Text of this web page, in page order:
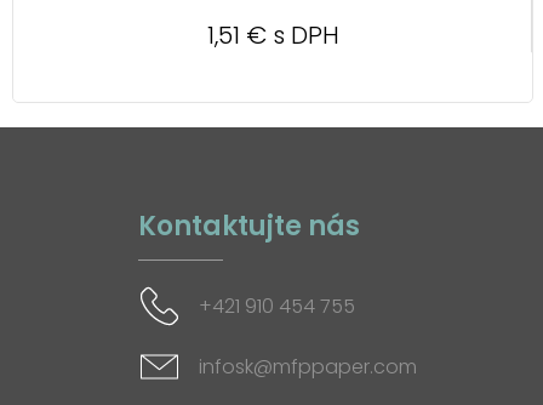
1,51 € s DPH
Kontaktujte nás
+421 910 454 755
infosk@mfppaper.com